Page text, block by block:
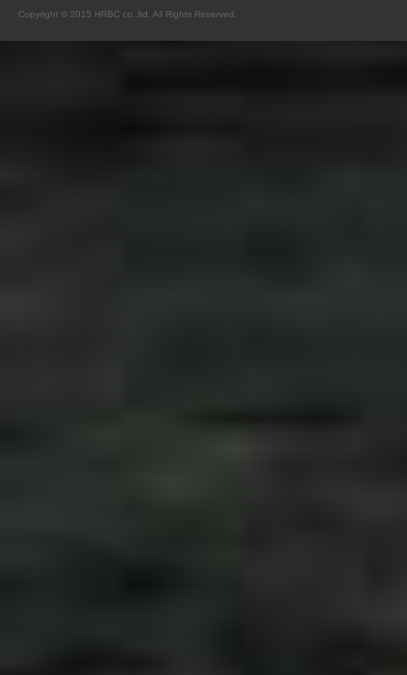
Copyright © 2015 HRBC co.,ltd. All Rights Reserved.